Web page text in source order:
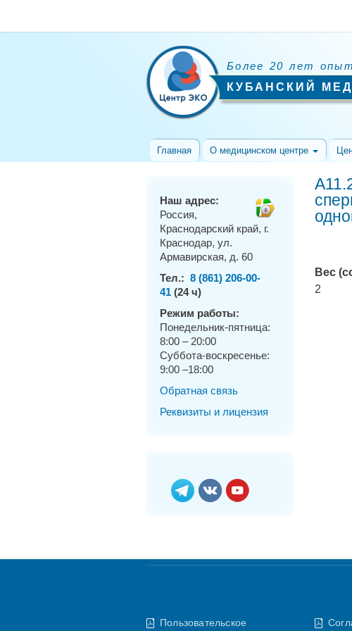
Более 20 лет
КУБАНСКИЙ
Главная О медицинском центре
Наш адрес:
Россия,
Краснодарский край, г.
Краснодар, ул.
Армавирская, д. 60
Тел.: 8 (861) 206-00-
41 (24 ч)
Режим работы:
Понедельник-пятница:
8:00 – 20:00
Суббота-воскресенье:
9:00 –18:00
Обратная связь
Реквизиты и лицензия
Вес
2
Пользовательское